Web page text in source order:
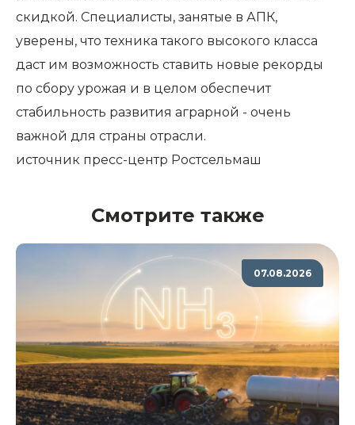
скидкой. Специалисты, занятые в АПК,
уверены, что техника такого высокого класса
даст им возможность ставить новые рекорды
по сбору урожая и в целом обеспечит
стабильность развития аграрной - очень
важной для страны отрасли.
источник пресс-центр Ростсельмаш
Смотрите также
07.08.2026